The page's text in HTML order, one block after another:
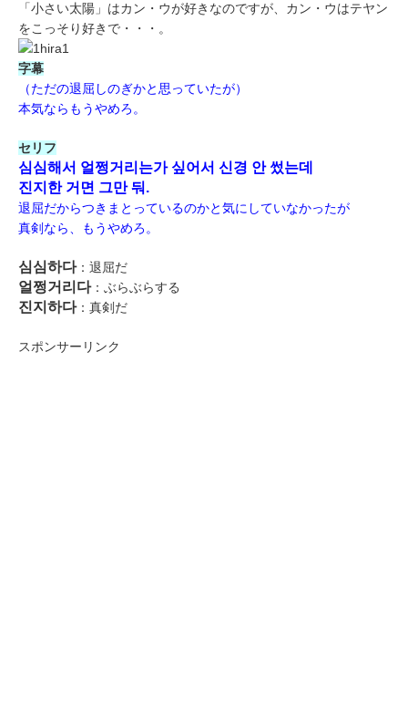
「小さい太陽」はカン・ウが好きなのですが、カン・ウはテヤン
をこっそり好きで・・・。
字幕
（ただの退屈しのぎかと思っていたが）
本気ならもうやめろ。
セリフ
심심해서 얼쩡거리는가 싶어서 신경 안 썼는데
진지한 거면 그만 둬.
退屈だからつきまとっているのかと気にしていなかったが
真剣なら、もうやめろ。
심심하다：退屈だ
얼쩡거리다：ぶらぶらする
진지하다：真剣だ
スポンサーリンク